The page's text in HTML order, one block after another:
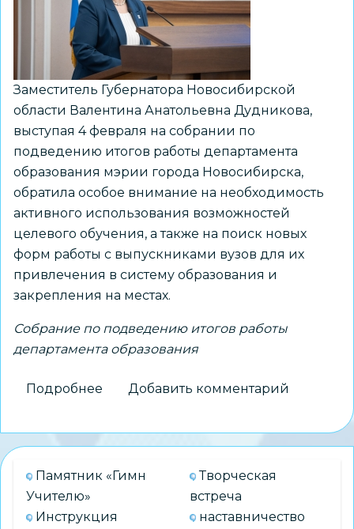
многогранной
идентичности
и
культурных
традиций»
Заместитель Губернатора Новосибирской
области Валентина Анатольевна Дудникова,
выступая 4 февраля на собрании по
подведению итогов работы департамента
образования мэрии города Новосибирска,
обратила особое внимание на необходимость
активного использования возможностей
целевого обучения, а также на поиск новых
форм работы с выпускниками вузов для их
привлечения в систему образования и
закрепления на местах.
Собрание по подведению итогов работы
департамента образования
Подробнее
шире
использовать
возможности
обучения
Добавить комментарий
Памятник «Гимн
Учителю»
Инструкция
Творческая
встреча
наставничество